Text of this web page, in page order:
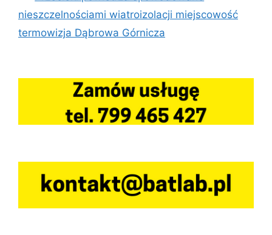
nieszczelnościami wiatroizolacji miejscowość
termowizja Dąbrowa Górnicza